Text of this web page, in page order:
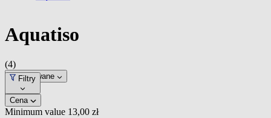
Aquatiso
(4)
Dopasowane
Filtry
Cena
Minimum value 13,00 zł